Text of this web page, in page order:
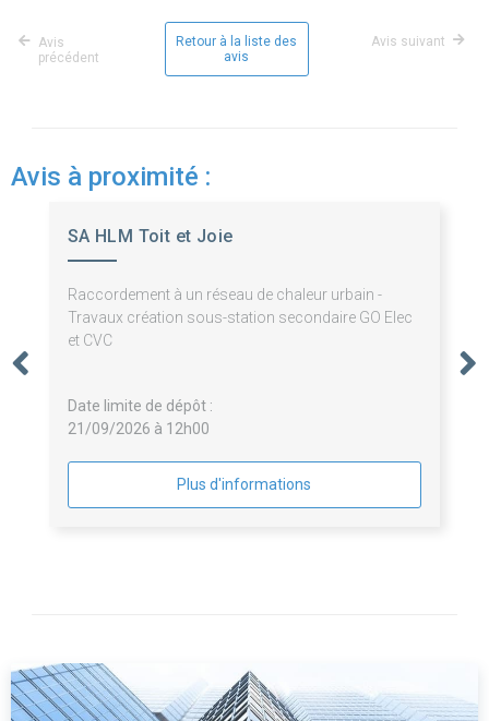
Avis
précédent
Retour à la liste des
avis
Avis suivant
Avis à proximité :
SA HLM Toit et Joie
Raccordement à un réseau de chaleur urbain -
Travaux création sous-station secondaire GO Elec
et CVC
Date limite de dépôt :
21/09/2026 à 12h00
Plus d'informations